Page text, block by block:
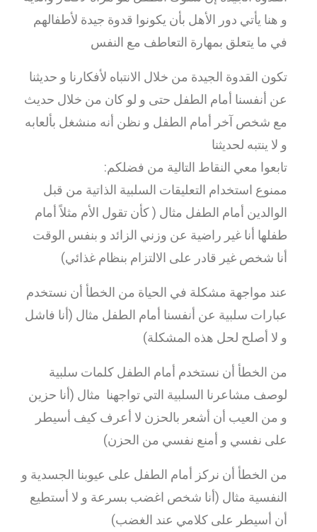
و هنا يأتي دور الأهل بأن يكونوا قدوة جيدة لأطفالهم
في ما يتعلق بمهارة التعاطف مع النفس
تكون القدوة الجيدة من خلال الانتباه لأفكارنا و حديثنا
عن أنفسنا أمام الطفل حتى و لو كان من خلال حديث
مع شخص آخر أمام الطفل و نظن أنه منشغل بألعابه
و لا ينتبه لحديثنا
تابعوا معي النقاط التالية من فضلكم:
ممنوع استخدام التعليقات السلبية الذاتية من قبل
الوالدين أمام الطفل مثال ( كأن تقول الأم مثلاً أمام
طفلها أنا غير راضية عن وزني الزائد و بنفس الوقت
أنا شخص غير قادر على الالتزام بنظام غذائي)
عند مواجهة مشكلة في الحياة من الخطأ أن نستخدم
عبارات سلبية عن أنفسنا أمام الطفل مثال (أنا فاشل
و لا أصلح لحل هذه المشكلة)
من الخطأ أن نستخدم أمام الطفل كلمات سلبية
لوصف مشاعرنا السلبية التي تواجهنا مثال (أنا حزين
و من العيب أن أشعر بالحزن لا أعرف كيف أسيطر
على نفسي و أمنع نفسي من الحزن)
من الخطأ أن نركز أمام الطفل على عيوبنا الجسدية و
النفسية مثال (أنا شخص اغضب بسرعة و لا أستطيع
أن أسيطر على كلامي عند الغضب)